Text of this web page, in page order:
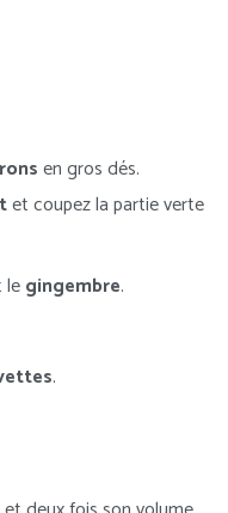
en gros dés.
et coupez la partie verte
gingembre.
.